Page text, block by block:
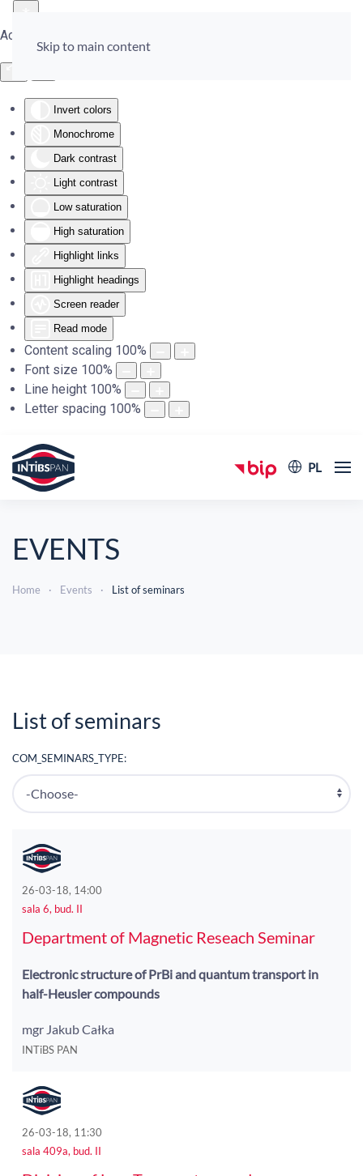
Accessibility Tools
Invert colors
Monochrome
Dark contrast
Light contrast
Low saturation
High saturation
Highlight links
Highlight headings
Screen reader
Read mode
Content scaling 100%
Font size 100%
Line height 100%
Letter spacing 100%
Skip to main content
PL
EVENTS
Home Events List of seminars
List of seminars
COM_SEMINARS_TYPE:
26-03-18, 14:00
sala 6, bud. II
Department of Magnetic Reseach Seminar
Electronic structure of PrBi and quantum transport in
half-Heusler compounds
mgr Jakub Całka
INTiBS PAN
26-03-18, 11:30
sala 409a, bud. II